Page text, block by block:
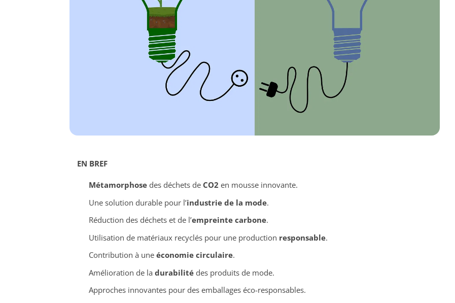
EN BREF
Métamorphosedes déchets de CO2 en mousse innovante.
Une solution durable pour l’industrie de la mode.
Réduction des déchets et de l’empreinte carbone.
Utilisation de matériaux recyclés pour une production responsable.
Contribution à une économie circulaire.
Amélioration de la durabilitédes produits de mode.
Approches innovantes pour des emballages éco-responsables.